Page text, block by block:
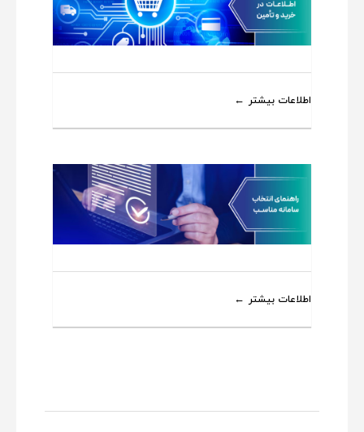
اطلاعات بیشتر
اطلاعات بیشتر